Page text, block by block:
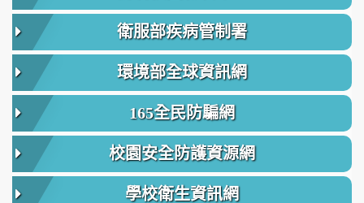
衛服部疾病管制署
環境部全球資訊網
165全民防騙網
校園安全防護資源網
學校衛生資訊網